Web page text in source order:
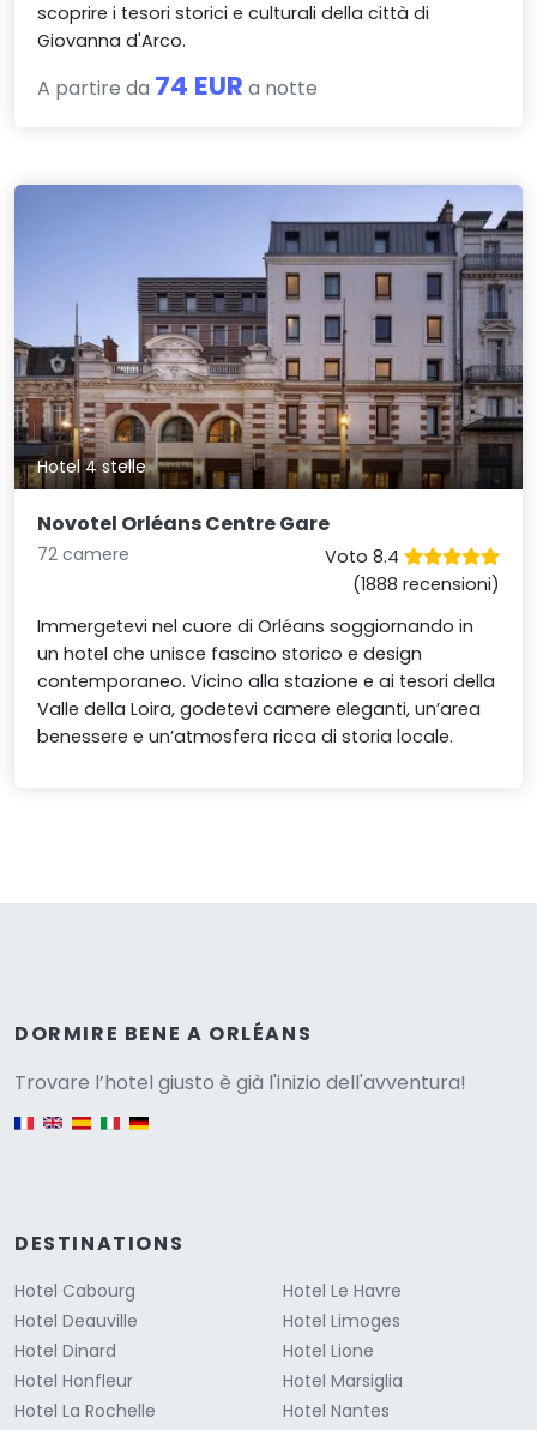
scoprire i tesori storici e culturali della città di
Giovanna d'Arco.
A partire da 74 EUR a notte
Hotel 4 stelle
Novotel Orléans Centre Gare
72 camere
Voto 8.4
(1888 recensioni)
Immergetevi nel cuore di Orléans soggiornando in
un hotel che unisce fascino storico e design
contemporaneo. Vicino alla stazione e ai tesori della
Valle della Loira, godetevi camere eleganti, un’area
benessere e un’atmosfera ricca di storia locale.
DORMIRE BENE A ORLÉANS
Trovare l’hotel giusto è già l'inizio dell'avventura!
DESTINATIONS
Hotel Cabourg
Hotel Deauville
Hotel Dinard
Hotel Honfleur
Hotel La Rochelle
Hotel Le Havre
Hotel Limoges
Hotel Lione
Hotel Marsiglia
Hotel Nantes